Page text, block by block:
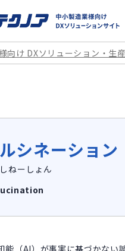
向け DXソリューション・生
シネーション
ねーしょん
能（AI）が事実に基づかない